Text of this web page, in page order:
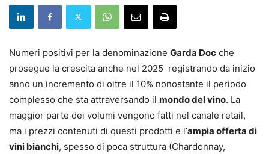
Numeri positivi per la denominazione Garda Doc che
prosegue la crescita anche nel 2025 registrando da inizio
anno un incremento di oltre il 10% nonostante il periodo
complesso che sta attraversando il mondo del vino. La
maggior parte dei volumi vengono fatti nel canale retail,
ma i prezzi contenuti di questi prodotti e l’ampia offerta di
vini bianchi, spesso di poca struttura (Chardonnay,